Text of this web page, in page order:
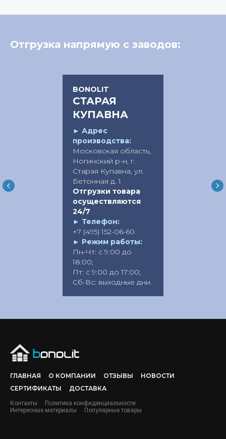
Отгрузка напрямую с заводов:
BONOLIT
СТАРАЯ
КУПАВНА
► Адрес
производства:
Московская область,
Ногинский р-н, г.
Старая Купавна, ул.
Бетонная д. 1
Отгрузки товара
осуществляются
24/7
► Телефон:
+7 (495) 152-06-60
► Режим работы:
Пн-Чт: с 9:00 до
18:00;
Пт: с 9:00 до 17:00;
Сб-Вс: выходные дни.
ГЛАВНАЯ О КОМПАНИИ ОТЗЫВЫ
НОВОСТИ
СЕРТИФИКАТЫ
ДОСТАВКА
Контакты
Политика конфиденциальности
Интересные материалы
Популярные товары